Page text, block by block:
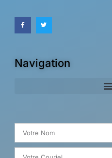
Navigation